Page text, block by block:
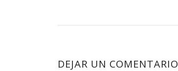
DEJAR UN COMENTARIO